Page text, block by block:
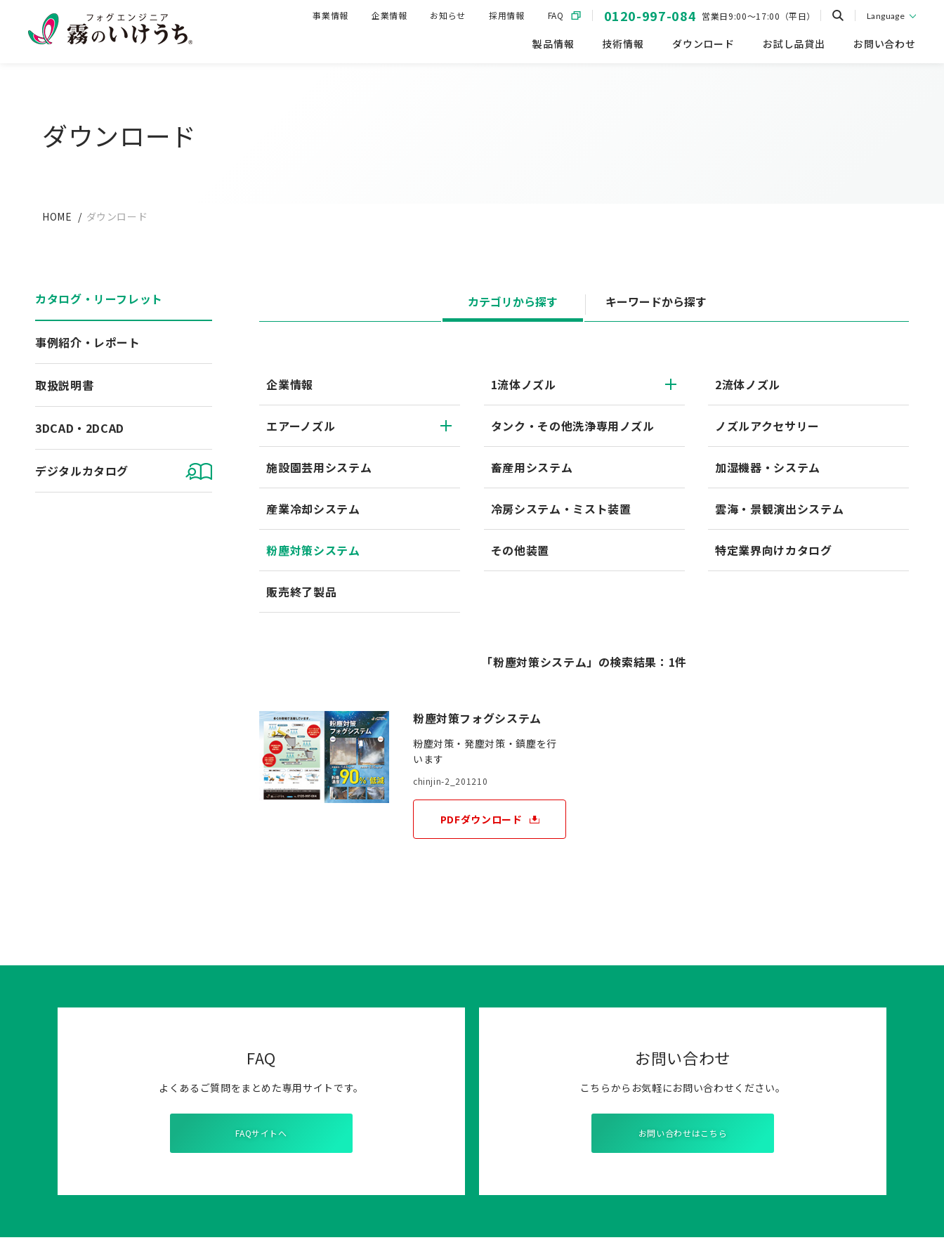
製品情報 技術情報 ダウンロード お試し品貸出 お問い合わせ
事業情報 企業情報 お知らせ 採用情報 FAQ 0120-997-084 営業日9:00～17:00（平日） Language
ダウンロード
HOME ダウンロード
カタログ・ リーフレット
事例紹介・レポート
取扱説明書
3DCAD・2DCAD
デジタルカタログ
カテゴリから探す キーワードから探す
企業情報
エアーノズル
施設園芸用システム
産業冷却システム
粉塵対策システム
販売終了製品
1流体ノズル
タンク・その他洗浄専用ノズル
畜産用システム
冷房システム・ミスト装置
その他装置
2流体ノズル
ノズルアクセサリー
加湿機器・システム
雲海・景観演出システム
特定業界向けカタログ
「粉塵対策システム」の検索結果：1件
粉塵対策フォグシステム
粉塵対策・発塵対策・鎮塵を行
います
chinjin-2_201210
PDFダウンロード
FAQ
よくあるご質問をまとめた専用サイトです。
FAQサイトへ
お問い合わせ
こちらからお気軽にお問い合わせください。
お問い合わせはこちら